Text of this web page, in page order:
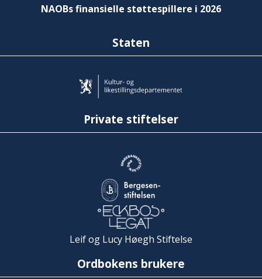
NAOBs finansielle støttespillere i 2026
Staten
Private stiftelser
Leif og Lucy Høegh Stiftelse
Ordbokens brukere